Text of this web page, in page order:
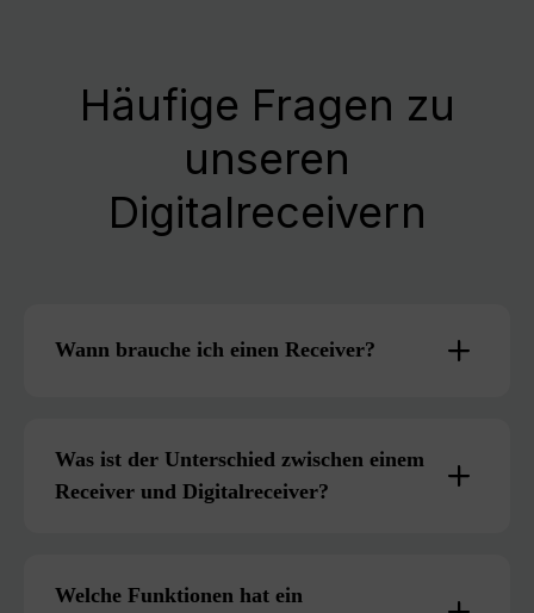
Häufige Fragen zu
unseren
Digitalreceivern
Wann brauche ich einen Receiver?
Was ist der Unterschied zwischen einem
Receiver und Digitalreceiver?
Welche Funktionen hat ein